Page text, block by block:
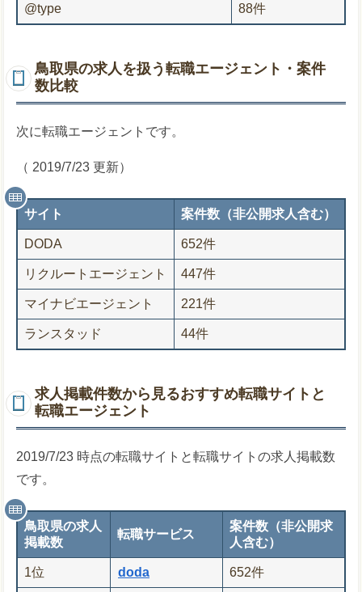
@type 88件
鳥取県の求人を扱う転職エージェント・案件
数比較
次に転職エージェントです。
（ 2019/7/23 更新）
サイト 案件数（非公開求人含む）
DODA 652件
リクルートエージェント 447件
マイナビエージェント 221件
ランスタッド 44件
求人掲載件数から見るおすすめ転職サイトと
転職エージェント
2019/7/23 時点の転職サイトと転職サイトの求人掲載数
です。
鳥取県の求人
掲載数
転職サービス
案件数（非公開求
人含む）
1位 doda 652件